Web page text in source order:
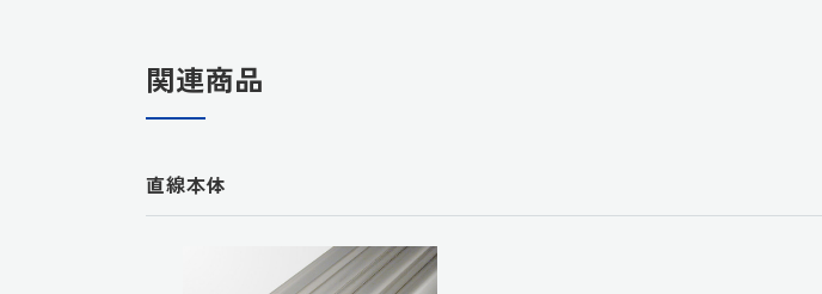
関連商品
直線本体